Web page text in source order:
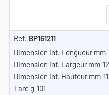
BP161211
101